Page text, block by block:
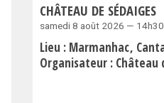
CHÂTEAU DE SÉDAIGES
samedi 8 août 2026 —
Lieu : Marmanhac
Organisateur : Château